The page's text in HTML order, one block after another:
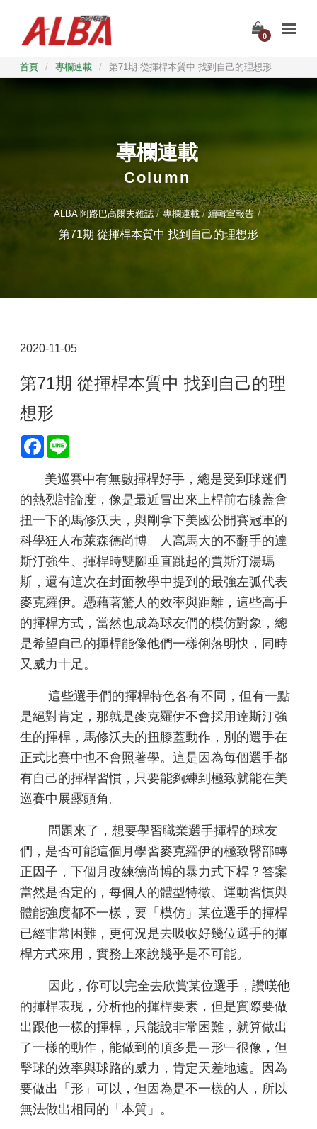
0
首頁 / 專欄連載 / 第71期 從揮桿本質中 找到自己的理想形
專欄連載
Column
ALBA 阿路巴高爾夫雜誌 專欄連載 編輯室報告
第71期 從揮桿本質中 找到自己的理想形
2020-11-05
第71期 從揮桿本質中 找到自己的理
想形
Facebook
美巡賽中有無數揮桿好手，總是受到球迷們
的熱烈討論度，像是最近冒出來上桿前右膝蓋會
扭一下的馬修沃夫，與剛拿下美國公開賽冠軍的
科學狂人布萊森德尚博。人高馬大的不翻手的達
斯汀強生、揮桿時雙腳垂直跳起的賈斯汀湯瑪
斯，還有這次在封面教學中提到的最強左弧代表
麥克羅伊。憑藉著驚人的效率與距離，這些高手
的揮桿方式，當然也成為球友們的模仿對象，總
是希望自己的揮桿能像他們一樣俐落明快，同時
又威力十足。
這些選手們的揮桿特色各有不同，但有一點
是絕對肯定，那就是麥克羅伊不會採用達斯汀強
生的揮桿，馬修沃夫的扭膝蓋動作，別的選手在
正式比賽中也不會照著學。這是因為每個選手都
有自己的揮桿習慣，只要能夠練到極致就能在美
巡賽中展露頭角。
問題來了，想要學習職業選手揮桿的球友
們，是否可能這個月學習麥克羅伊的極致臀部轉
正因子，下個月改練德尚博的暴力式下桿？答案
當然是否定的，每個人的體型特徵、運動習慣與
體能強度都不一樣，要「模仿」某位選手的揮桿
已經非常困難，更何況是去吸收好幾位選手的揮
桿方式來用，實務上來說幾乎是不可能。
因此，你可以完全去欣賞某位選手，讚嘆他
的揮桿表現，分析他的揮桿要素，但是實際要做
出跟他一樣的揮桿，只能說非常困難，就算做出
了一樣的動作，能做到的頂多是﹁形﹂很像，但
擊球的效率與球路的威力，肯定天差地遠。因為
要做出「形」可以，但因為是不一樣的人，所以
無法做出相同的「本質」。